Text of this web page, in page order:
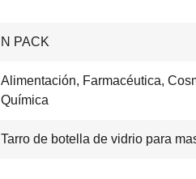
N PACK
Alimentación, Farmacéutica,
Química
Tarro de botella de vidrio para